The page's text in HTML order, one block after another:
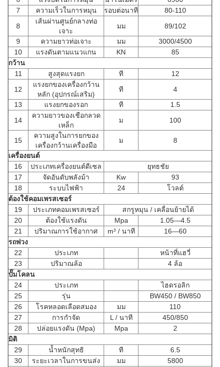
7
ความเร็วในการหมุน รอบต่อนาที
80-110
8
เส้นผ่านศูนย์กลางท่อ
เจาะ
มม
89/102
9
ความยาวท่อเจาะ มม
3000/4500
10
แรงดันตามแนวแกน KN
85
กว้าน
11
สูงสุดแรงยก ที
12
12
แรงยกของเครื่องกว้าน
หลัก (อุปกรณ์เสริม)
ที
4
13
แรงยกของรอก ที
1.5
14
ความยาวของเชือกลวด
เหล็ก
ม 100
15
ความสูงในการยกของ
เครื่องกว้านเครื่องมือ
ม
8
เครื่องยนต์
16
ประเภทเครื่องยนต์ดีเซล
ยุทธชัย
17
จัดอันดับพลังม้า Kw
93
18
ระบบไฟฟ้า 24
โวลต์
ต้องใช้คอมเพรสเซอร์
19
ประเภทคอมเพรสเซอร์
สกรูหมุน / เคลื่อนย้ายได้
20
ต้องใช้แรงดัน Mpa
1.05—4.5
21
ปริมาณการใช้อากาศ m³ / นาที
16—60
รถพ่วง
22
ประเภท
หน้าที่แฮวี่
23
ปริมาณล้อ
4 ล้อ
ปั๊มโคลน
24
ประเภท
ไฮดรอลิก
25
รุ่น
BW450 / BW850
26
โรคหลอดเลือดสมอง มม
110
27
การกำจัด L / นาที
450/850
28
ปล่อยแรงดัน (Mpa) Mpa
2
มิติ
29
น้ำหนักสุทธิ ที
6.5
30
ระยะเวลาในการขนส่ง มม
5800